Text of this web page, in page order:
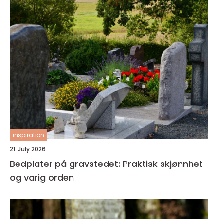
inspiration
21. July 2026
Bedplater på gravstedet: Praktisk skjønnhet
og varig orden